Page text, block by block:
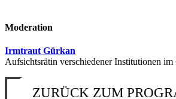
Moderation
Irmtraut Gürkan
Aufsichtsrätin verschiedener Institutionen im
ZURÜCK ZUM